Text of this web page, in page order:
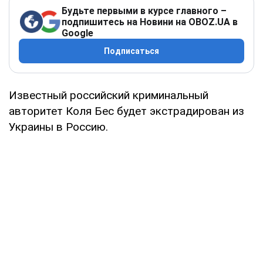
Будьте первыми в курсе главного –
подпишитесь на Новини на OBOZ.UA в
Google
Подписаться
Известный российский криминальный
авторитет Коля Бес будет экстрадирован из
Украины в Россию.